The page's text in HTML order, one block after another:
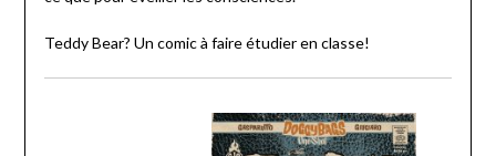
Teddy Bear? Un comic à faire étudier en classe!